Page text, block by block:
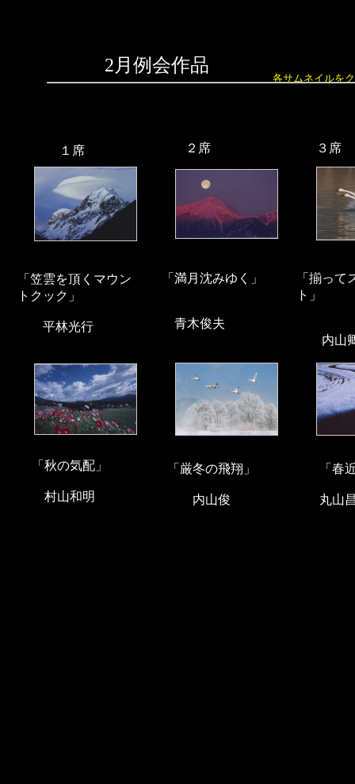
各サムネイルを
2月例会作品
３席
２席
１席
「揃って
ト」
内山
「満月沈みゆく」
青木俊夫
「笠雲を頂くマウン
トクック」
平林光行
「秋の気配」
村山和明
「厳冬の飛翔」
内山俊
「春
丸山